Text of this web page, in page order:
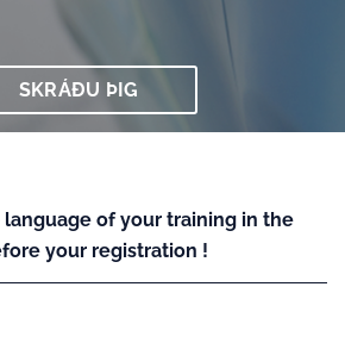
SKRÁÐU ÞIG
of your training in the
your registration !